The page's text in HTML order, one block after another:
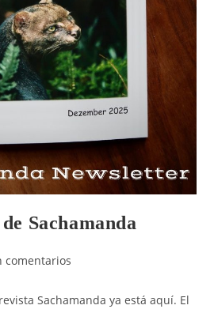
Sachamanda
comentarios
Sachamanda ya está aquí. El